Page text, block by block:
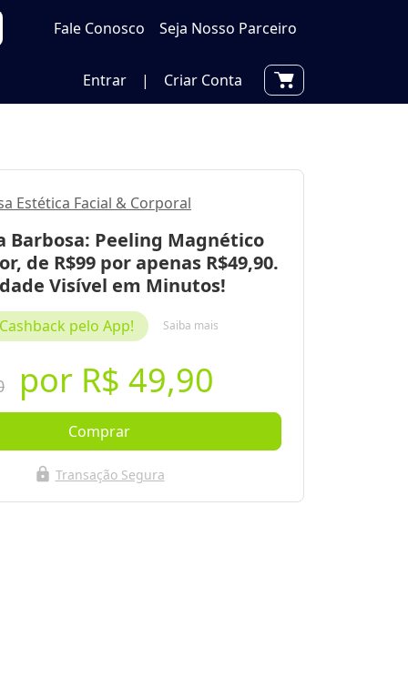
Fale Conosco Seja Nosso Parceiro
Entrar | Criar Conta
Estética Facial & Corporal
Barbosa: Peeling Magnético
de R$99 por apenas R$49,90.
Visível em Minutos!
por R$ 49,90
pelo App! Saiba mais
Comprar
lock Transação Segura